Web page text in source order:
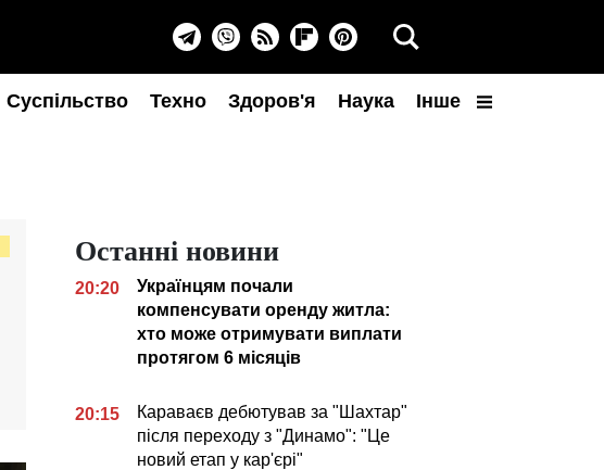
Суспільство Техно Здоров'я Наука Інше
Останні новини
20:20
Українцям почали
компенсувати оренду житла:
хто може отримувати виплати
протягом 6 місяців
20:15
Караваєв дебютував за "Шахтар"
після переходу з "Динамо": "Це
новий етап у кар'єрі"